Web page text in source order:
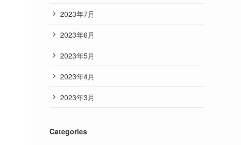
2023年7月
2023年6月
2023年5月
2023年4月
2023年3月
Categories